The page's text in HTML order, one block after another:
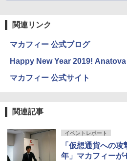
関連リンク
マカフィー 公式ブログ
Happy New Year 2019! Anatova
マカフィー 公式サイト
関連記事
イベントレポート
「仮想通貨への
年」マカフィーが